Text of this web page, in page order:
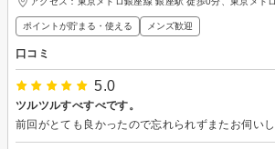
ポイントが貯まる・使える メンズ歓迎
口コミ
5.0
ツルツルすべすべです。